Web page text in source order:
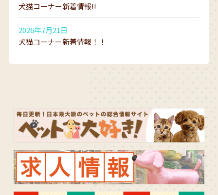
犬猫コーナー新着情報!!
2026年7月21日
犬猫コーナー新着情報！！